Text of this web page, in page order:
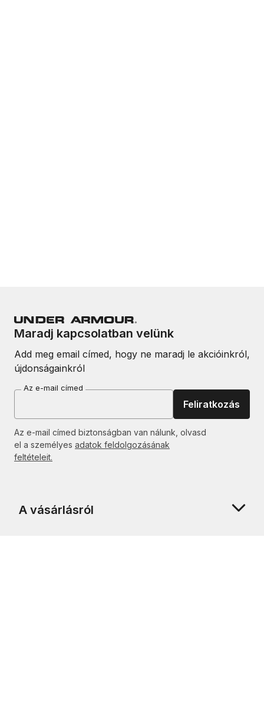
Maradj kapcsolatban velünk
Add meg email címed, hogy ne maradj le akcióinkról,
újdonságainkról
Az e-mail címed
Feliratkozás
Az e-mail címed biztonságban van nálunk, olvasd
el a személyes adatok feldolgozásának
feltételeit.
A vásárlásról